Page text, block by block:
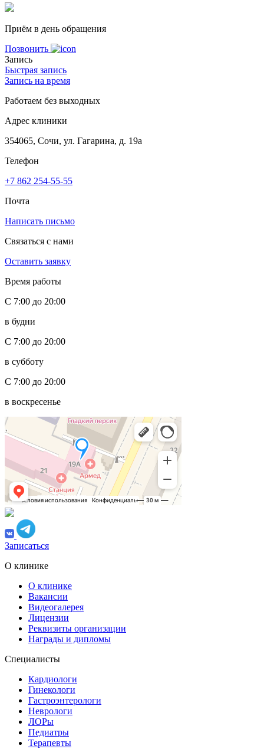
Приём в день обращения
Позвонить
Запись
Быстрая запись
Запись на время
Работаем без выходных
Адрес клиники
354065, Сочи, ул. Гагарина, д. 19а
Телефон
+7 862 254-55-55
Почта
Написать письмо
Связаться с нами
Оставить заявку
Время работы
С 7:00 до 20:00
в будни
С 7:00 до 20:00
в субботу
С 7:00 до 20:00
в воскресенье
Записаться
О клинике
О клинике
Вакансии
Видеогалерея
Лицензии
Реквизиты организации
Награды и дипломы
Специалисты
Кардиологи
Гинекологи
Гастроэнтерологи
Неврологи
ЛОРы
Педиатры
Терапевты